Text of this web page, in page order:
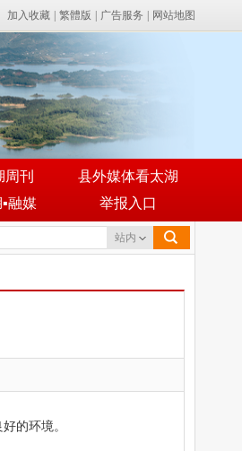
加入收藏 繁體版 广告服务 网站地图
周刊
县外媒体看太湖
融媒 举报入口
站内
的环境。